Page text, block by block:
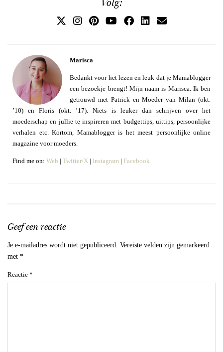
Volg:
Marisca
Bedankt voor het lezen en leuk dat je Mamablogger
een bezoekje brengt! Mijn naam is Marisca. Ik ben
getrouwd met Patrick en Moeder van Milan (okt.
’10) en Floris (okt. ’17). Niets is leuker dan schrijven over het
moederschap en jullie te inspireren met budgettips, uittips, persoonlijke
verhalen etc. Kortom, Mamablogger is het meest persoonlijke online
magazine voor moeders.
Find me on: Web | Twitter/X | Instagram | Facebook
Geef een reactie
Je e-mailadres wordt niet gepubliceerd. Vereiste velden zijn gemarkeerd
met *
Reactie *